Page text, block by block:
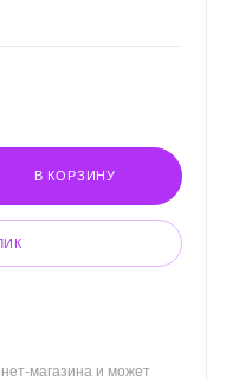
В КОРЗИНУ
магазина и может